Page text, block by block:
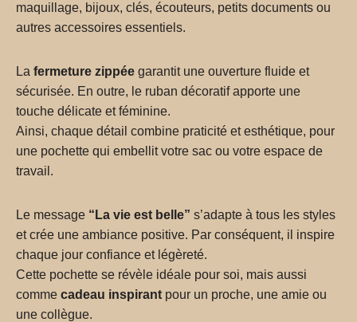
maquillage, bijoux, clés, écouteurs, petits documents ou
autres accessoires essentiels.
La fermeture zippée garantit une ouverture fluide et
sécurisée. En outre, le ruban décoratif apporte une
touche délicate et féminine.
Ainsi, chaque détail combine praticité et esthétique, pour
une pochette qui embellit votre sac ou votre espace de
travail.
Le message “La vie est belle” s’adapte à tous les styles
et crée une ambiance positive. Par conséquent, il inspire
chaque jour confiance et légèreté.
Cette pochette se révèle idéale pour soi, mais aussi
comme cadeau inspirant pour un proche, une amie ou
une collègue.